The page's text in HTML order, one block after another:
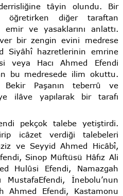
tâyin olundu. Bir
öğretirken diğer taraftan
ve yasaklarını anlattı.
bir zengin evini medrese
Siyâhî hazretlerinin emrine
veya Hacı Ahmed Efendi
bu medresede ilim okuttu.
Bekir Paşanın teberrû ve
ilâve yapılarak bir tarafı
pekçok talebe yetiştirdi.
icâzet verdiği talebeleri
ve Seyyid Ahmed Hicâbî,
Sinop Müftüsü Hâfız Ali
Hulûsi Efendi, Namazgah
MustafaEfendi, İnebolu’nun
Ahmed Efendi, Kastamonu